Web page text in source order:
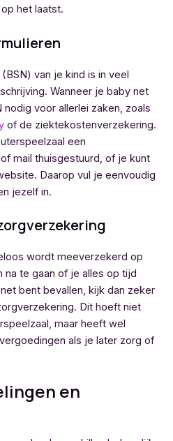
het laatst.
van je kind is in veel
Wanneer je baby net
voor allerlei zaken, zoals
of de ziektekostenverzekering.
een
mail thuisgestuurd, of je kunt
Daarop vul je eenvoudig
jezelf in.
wordt meeverzekerd op
te gaan of je alles op tijd
bent bevallen, kijk dan zeker
Dit hoeft niet
maar heeft wel
als je later zorg of
en